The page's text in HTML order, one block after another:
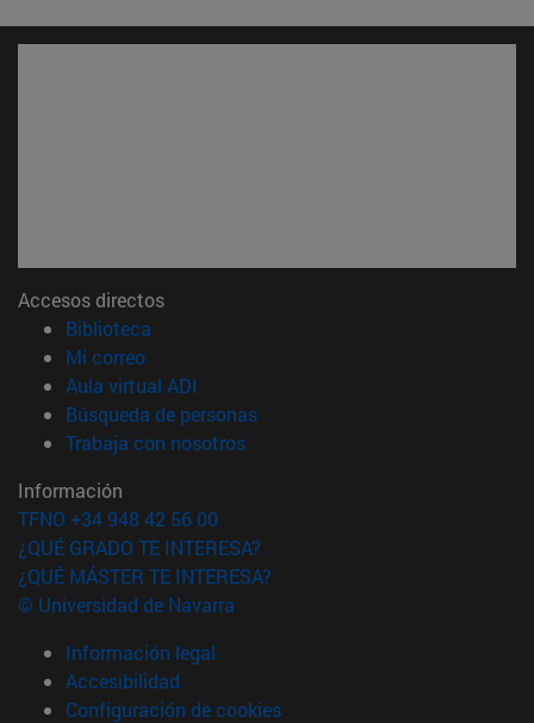
Accesos directos
Biblioteca
Mi correo(abre en nueva ventana)
Aula virtual ADI
Búsqueda de personas(abre en nueva ventana)
Trabaja con nosotros(abre en nueva ventana)
Información
TFNO +34 948 42 56 00
¿QUÉ GRADO TE INTERESA?
¿QUÉ MÁSTER TE INTERESA?
© Universidad de Navarra
Información legal
Accesibilidad
Configuración de cookies